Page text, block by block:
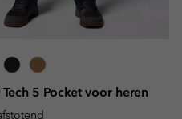
5 Pocket voor heren